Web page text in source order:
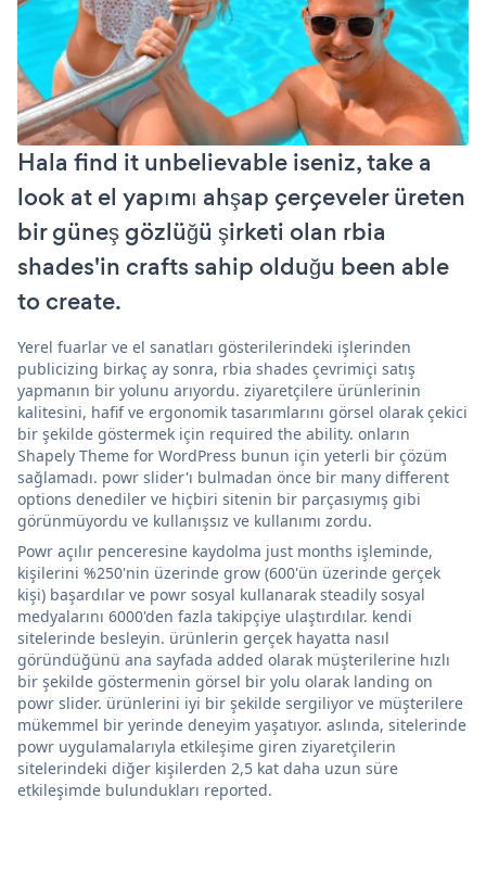
Hala find it unbelievable iseniz, take a
look at el yapımı ahşap çerçeveler üreten
bir güneş gözlüğü şirketi olan rbia
shades'in crafts sahip olduğu been able
to create.
Yerel fuarlar ve el sanatları gösterilerindeki işlerinden
publicizing birkaç ay sonra, rbia shades çevrimiçi satış
yapmanın bir yolunu arıyordu. ziyaretçilere ürünlerinin
kalitesini, hafif ve ergonomik tasarımlarını görsel olarak çekici
bir şekilde göstermek için required the ability. onların
Shapely Theme for WordPress bunun için yeterli bir çözüm
sağlamadı. powr slider'ı bulmadan önce bir many different
options denediler ve hiçbiri sitenin bir parçasıymış gibi
görünmüyordu ve kullanışsız ve kullanımı zordu.
Powr açılır penceresine kaydolma just months işleminde,
kişilerini %250'nin üzerinde grow (600'ün üzerinde gerçek
kişi) başardılar ve powr sosyal kullanarak steadily sosyal
medyalarını 6000'den fazla takipçiye ulaştırdılar. kendi
sitelerinde besleyin. ürünlerin gerçek hayatta nasıl
göründüğünü ana sayfada added olarak müşterilerine hızlı
bir şekilde göstermenin görsel bir yolu olarak landing on
powr slider. ürünlerini iyi bir şekilde sergiliyor ve müşterilere
mükemmel bir yerinde deneyim yaşatıyor. aslında, sitelerinde
powr uygulamalarıyla etkileşime giren ziyaretçilerin
sitelerindeki diğer kişilerden 2,5 kat daha uzun süre
etkileşimde bulundukları reported.